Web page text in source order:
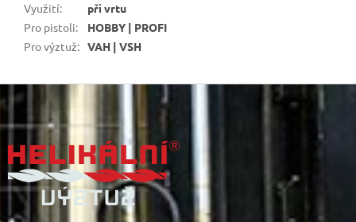
Využití:
při vrtu
Pro pistoli:
HOBBY | PROFI
Pro výztuž: VAH | VSH
á
p